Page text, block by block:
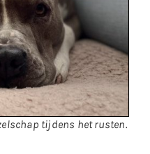
tijdens het rusten.